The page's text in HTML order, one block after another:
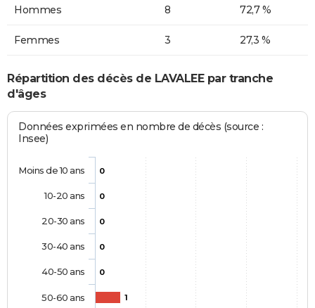
Hommes 8 72,7 %
Femmes 3 27,3 %
Répartition des décès de LAVALEE par tranche
d'âges
Données exprimées en nombre de décès (source :
Insee)
0
0
0
0
0
1
Moins de 10 ans
10-20 ans
20-30 ans
30-40 ans
40-50 ans
50-60 ans